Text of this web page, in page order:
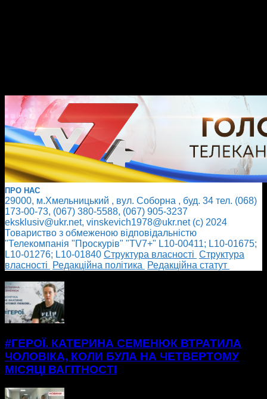
ПРО НАС
29000, м.Хмельницький , вул. Соборна , буд. 34 тел. (068)
173-00-73, (067) 380-5588, (067) 905-3237
eksklusiv@ukr.net, vinskevich1978@ukr.net (с) 2024
Товариство з обмеженою відповідальністю
"Телекомпанія "Проскурів" "TV7+" L10-00411; L10-01675;
L10-01276; L10-01840 Cтруктура власності Cтруктура
власності
Редакційна політика
Редакційна статут
#ГЕРОЇ. КАТЕРИНА СЕМЕНЮК ВТРАТИЛА
ЧОЛОВІКА, КОЛИ БУЛА НА ЧЕТВЕРТОМУ
МІСЯЦІ ВАГІТНОСТІ